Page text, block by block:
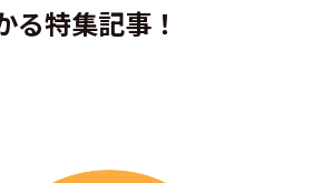
編)
特集記事！